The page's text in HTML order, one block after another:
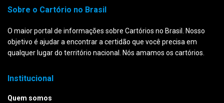
Sobre o Cartório no Brasil
O maior portal de informações sobre Cartórios no Brasil. Nosso
objetivo é ajudar a encontrar a certidão que você precisa em
qualquer lugar do território nacional. Nós amamos os cartórios.
Institucional
Quem somos